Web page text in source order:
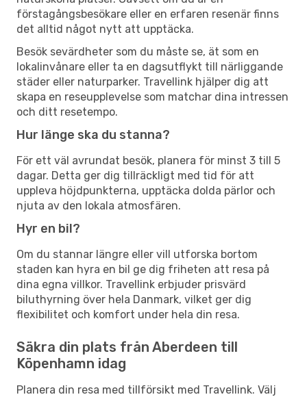
förstagångsbesökare eller en erfaren resenär finns
det alltid något nytt att upptäcka.
Besök sevärdheter som du måste se, ät som en
lokalinvånare eller ta en dagsutflykt till närliggande
städer eller naturparker. Travellink hjälper dig att
skapa en reseupplevelse som matchar dina intressen
och ditt resetempo.
Hur länge ska du stanna?
För ett väl avrundat besök, planera för minst 3 till 5
dagar. Detta ger dig tillräckligt med tid för att
uppleva höjdpunkterna, upptäcka dolda pärlor och
njuta av den lokala atmosfären.
Hyr en bil?
Om du stannar längre eller vill utforska bortom
staden kan hyra en bil ge dig friheten att resa på
dina egna villkor. Travellink erbjuder prisvärd
biluthyrning över hela Danmark, vilket ger dig
flexibilitet och komfort under hela din resa.
Säkra din plats från Aberdeen till
Köpenhamn idag
Planera din resa med tillförsikt med Travellink. Välj